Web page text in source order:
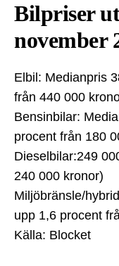
Bilpriser
november
Elbil: Medianpris
från 440 000
Bensinbilar:
procent från 180
Dieselbilar:249
240 000 kronor)
Miljöbränsle/
upp 1,6 procent
Källa: Blocket